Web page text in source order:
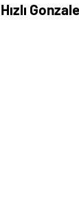
Hızlı